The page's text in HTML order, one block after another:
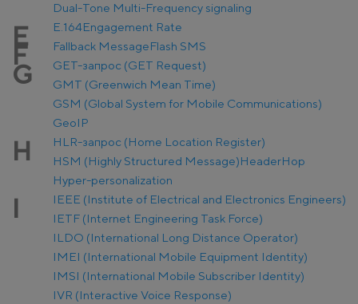
Dual-Tone Multi-Frequency signaling
E E.164Engagement Rate
F Fallback MessageFlash SMS
G
GET-запрос (GET Request)
GMT (Greenwich Mean Time)
GSM (Global System for Mobile Communications)
GeoIP
H
HLR-запрос (Home Location Register)
HSM (Highly Structured Message)HeaderHop
Hyper-personalization
I
IEEE (Institute of Electrical and Electronics Engineers)
IETF (Internet Engineering Task Force)
ILDO (International Long Distance Operator)
IMEI (International Mobile Equipment Identity)
IMSI (International Mobile Subscriber Identity)
IVR (Interactive Voice Response)